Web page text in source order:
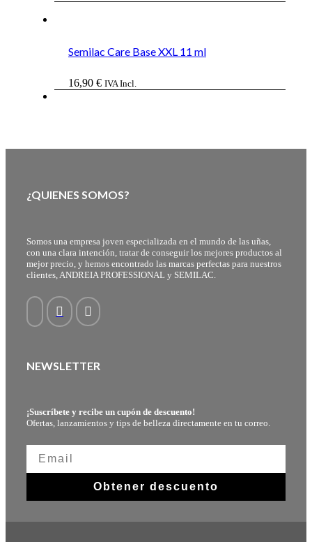
Semilac Care Base XXL 11 ml
16,90 € IVA Incl.
¿QUIENES SOMOS?
Somos una empresa joven especializada en el mundo de las uñas,
con una clara intención, tratar de conseguir los mejores productos al
mejor precio, y hemos encontrado las marcas perfectas para nuestros
clientes, ANDREIA PROFESSIONAL y SEMILAC.
NEWSLETTER
¡Suscríbete y recibe un cupón de descuento!
Ofertas, lanzamientos y tips de belleza directamente en tu correo.
Obtener descuento